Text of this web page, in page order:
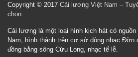
Copyright © 2017 Cải lương Việt Nam –
chọn.
Cải lương là một loại hình kịch hát có
Nam, hình thành trên cơ sở dòng nhạc Đờn
đồng bằng sông Cửu Long, nhạc tế lễ.